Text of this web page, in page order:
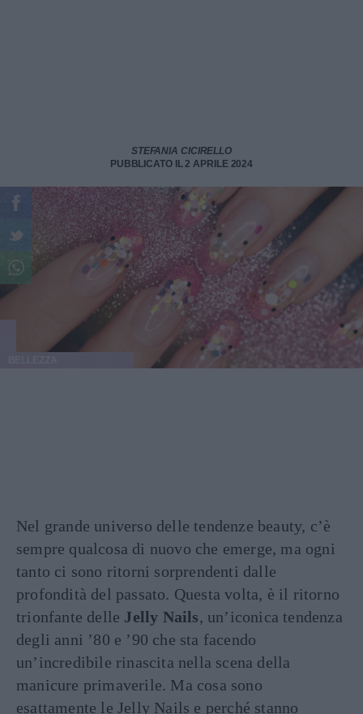
STEFANIA CICIRELLO
PUBBLICATO IL 2 APRILE 2024
Nel grande universo delle tendenze beauty, c’è
sempre qualcosa di nuovo che emerge, ma ogni
tanto ci sono ritorni sorprendenti dalle
profondità del passato. Questa volta, è il ritorno
trionfante delle Jelly Nails, un’iconica tendenza
degli anni ’80 e ’90 che sta facendo
un’incredibile rinascita nella scena della
manicure primaverile. Ma cosa sono
esattamente le Jelly Nails e perché stanno